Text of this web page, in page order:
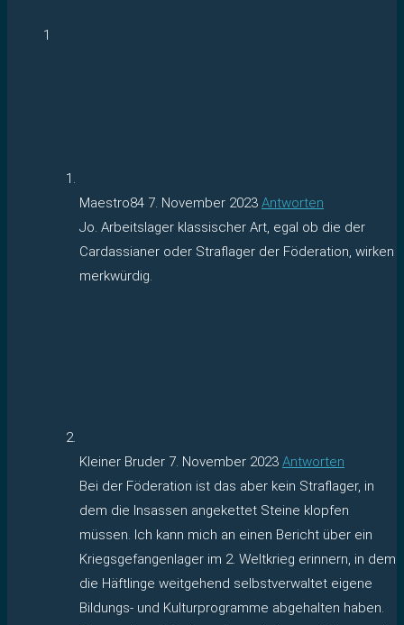
1
Maestro84 7. November 2023 Antworten
Jo. Arbeitslager klassischer Art, egal ob die der
Cardassianer oder Straflager der Föderation, wirken
merkwürdig.
Kleiner Bruder 7. November 2023 Antworten
Bei der Föderation ist das aber kein Straflager, in
dem die Insassen angekettet Steine klopfen
müssen. Ich kann mich an einen Bericht über ein
Kriegsgefangenlager im 2. Weltkrieg erinnern, in dem
die Häftlinge weitgehend selbstverwaltet eigene
Bildungs- und Kulturprogramme abgehalten haben.